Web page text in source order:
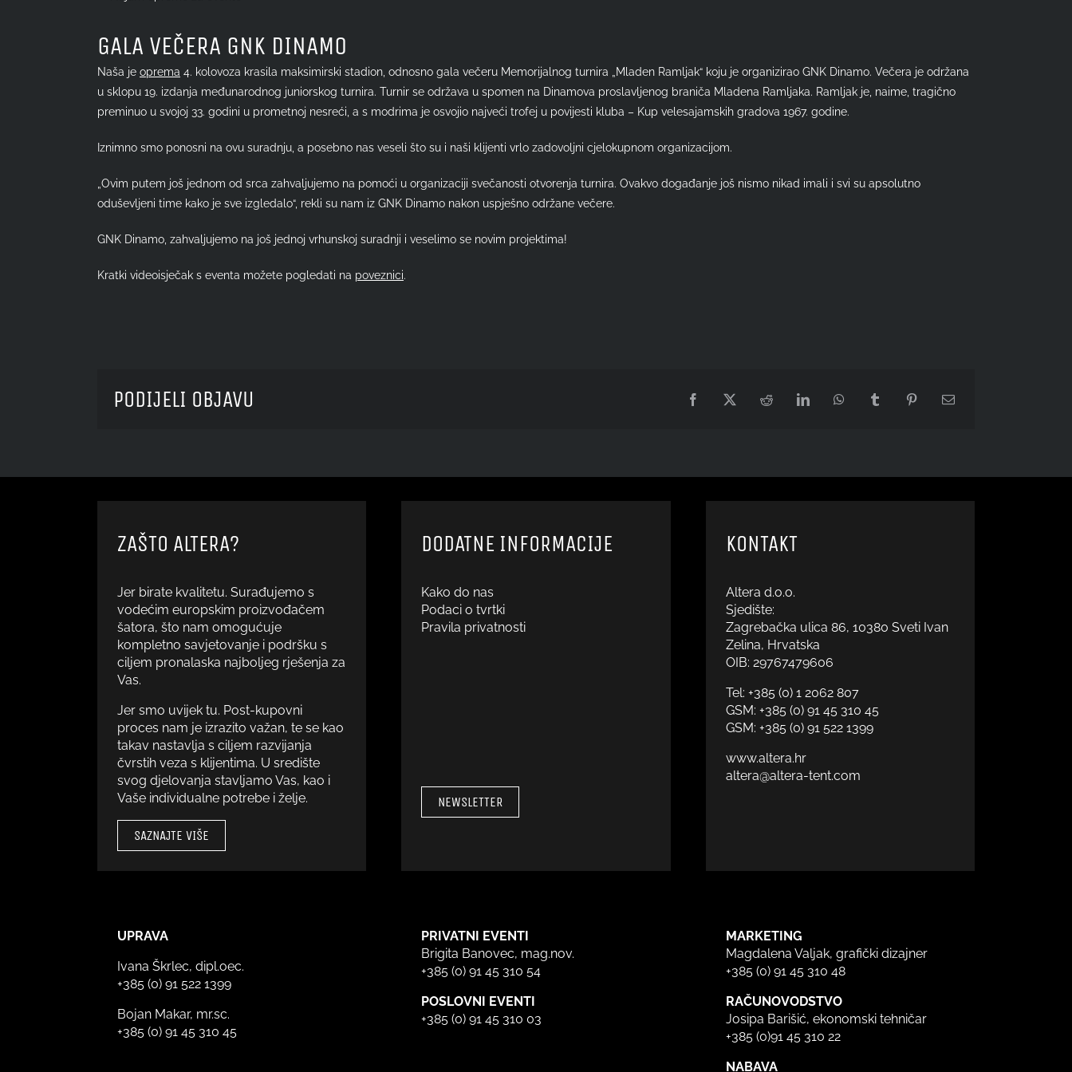
GALA VEČERA GNK DINAMO
Naša je oprema 4. kolovoza krasila maksimirski stadion, odnosno gala večeru Memorijalnog turnira „Mladen Ramljak“ koju je organizirao GNK Dinamo. Večera je održana
u sklopu 19. izdanja međunarodnog juniorskog turnira. Turnir se održava u spomen na Dinamova proslavljenog braniča Mladena Ramljaka. Ramljak je, naime, tragično
preminuo u svojoj 33. godini u prometnoj nesreći, a s modrima je osvojio najveći trofej u povijesti kluba – Kup velesajamskih gradova 1967. godine.
Iznimno smo ponosni na ovu suradnju, a posebno nas veseli što su i naši klijenti vrlo zadovoljni cjelokupnom organizacijom.
„Ovim putem još jednom od srca zahvaljujemo na pomoći u organizaciji svečanosti otvorenja turnira. Ovakvo događanje još nismo nikad imali i svi su apsolutno
oduševljeni time kako je sve izgledalo“, rekli su nam iz GNK Dinamo nakon uspješno održane večere.
GNK Dinamo, zahvaljujemo na još jednoj vrhunskoj suradnji i veselimo se novim projektima!
Kratki videoisječak s eventa možete pogledati na poveznici.
PODIJELI OBJAVU Facebook Reddit LinkedInWhatsAppTumblr PinterestEmail:
ZAŠTO ALTERA?
Jer birate kvalitetu. Surađujemo s
vodećim europskim proizvođačem
šatora, što nam omogućuje
kompletno savjetovanje i podršku s
ciljem pronalaska najboljeg rješenja za
Vas.
Jer smo uvijek tu. Post-kupovni
proces nam je izrazito važan, te se kao
takav nastavlja s ciljem razvijanja
čvrstih veza s klijentima. U središte
svog djelovanja stavljamo Vas, kao i
Vaše individualne potrebe i želje.
SAZNAJTE VIŠE
DODATNE INFORMACIJE
Kako do nas
Podaci o tvrtki
Pravila privatnosti
NEWSLETTER
KONTAKT
Altera d.o.o.
Sjedište:
Zagrebačka ulica 86, 10380 Sveti Ivan
Zelina, Hrvatska
OIB: 29767479606
Tel: +385 (0) 1 2062 807
GSM: +385 (0) 91 45 310 45
GSM: +385 (0) 91 522 1399
www.altera.hr
altera@altera-tent.com
UPRAVA
Ivana Škrlec, dipl.oec.
+385 (0) 91 522 1399
Bojan Makar, mr.sc.
+385 (0) 91 45 310 45
PRIVATNI EVENTI
Brigita Banovec, mag.nov.
+385 (0) 91 45 310 54
POSLOVNI EVENTI
+385 (0) 91 45 310 03
MARKETING
Magdalena Valjak, grafički dizajner
+385 (0) 91 45 310 48
RAČUNOVODSTVO
Josipa Barišić, ekonomski tehničar
+385 (0)91 45 310 22
NABAVA